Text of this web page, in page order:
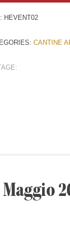
HEVENT02
CANTINE